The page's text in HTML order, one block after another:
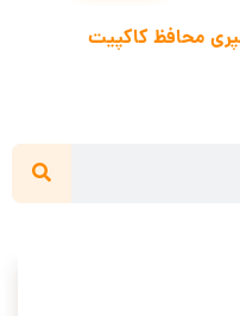
محافظ کاکپیت